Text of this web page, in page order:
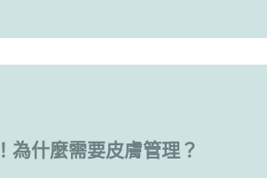
為什麼需要皮膚管理？